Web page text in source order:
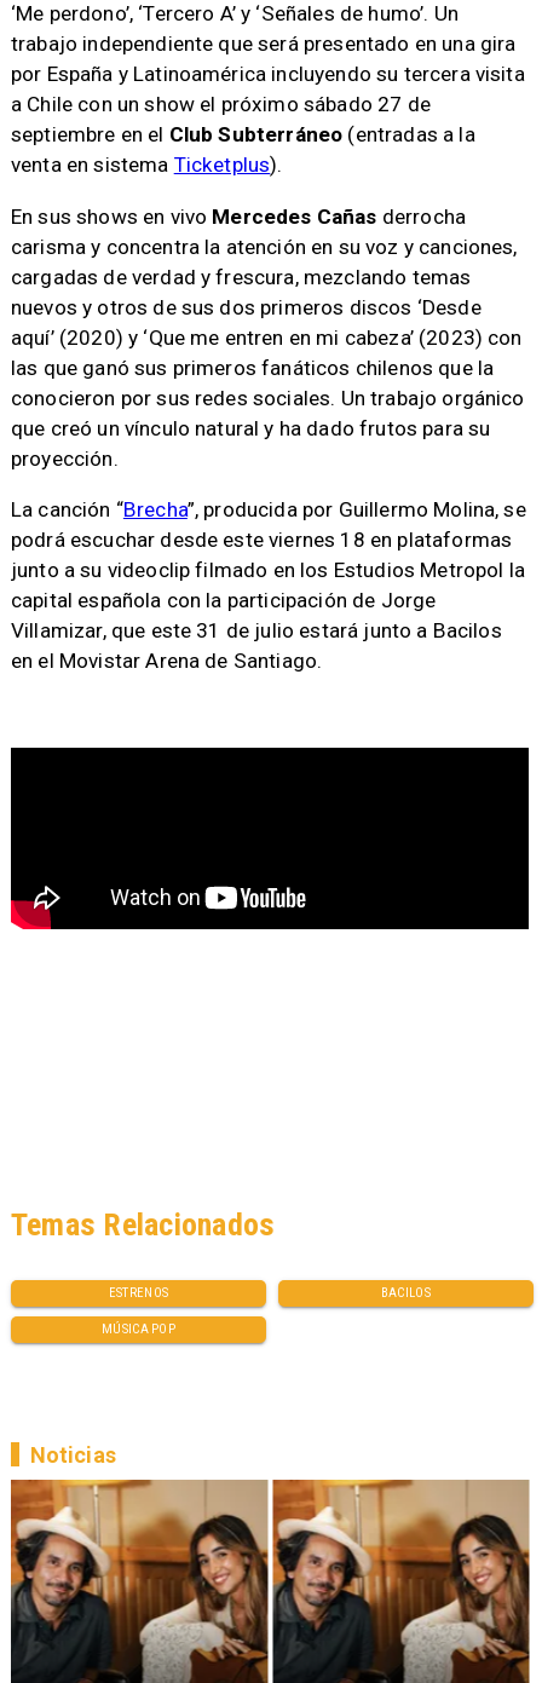
‘Me perdono’, ‘Tercero A’ y ‘Señales de humo’. Un
trabajo independiente que será presentado en una gira
por España y Latinoamérica incluyendo su tercera visita
a Chile con un show el próximo sábado 27 de
septiembre en el Club Subterráneo (entradas a la
venta en sistema Ticketplus).
En sus shows en vivo Mercedes Cañas derrocha
carisma y concentra la atención en su voz y canciones,
cargadas de verdad y frescura, mezclando temas
nuevos y otros de sus dos primeros discos ‘Desde
aquí’ (2020) y ‘Que me entren en mi cabeza’ (2023) con
las que ganó sus primeros fanáticos chilenos que la
conocieron por sus redes sociales. Un trabajo orgánico
que creó un vínculo natural y ha dado frutos para su
proyección.
La canción “Brecha”, producida por Guillermo Molina, se
podrá escuchar desde este viernes 18 en plataformas
junto a su videoclip filmado en los Estudios Metropol la
capital española con la participación de Jorge
Villamizar, que este 31 de julio estará junto a Bacilos
en el Movistar Arena de Santiago.
ESTRENOS BACILOS
MÚSICA POP
Temas Relacionados
Noticias